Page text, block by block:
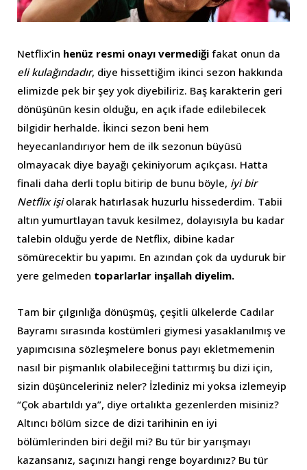
Netflix’in henüz resmi onayı vermediği fakat onun da
eli kulağındadır, diye hissettiğim ikinci sezon hakkında
elimizde pek bir şey yok diyebiliriz. Baş karakterin geri
dönüşünün kesin olduğu, en açık ifade edilebilecek
bilgidir herhalde. İkinci sezon beni hem
heyecanlandırıyor hem de ilk sezonun büyüsü
olmayacak diye bayağı çekiniyorum açıkçası. Hatta
finali daha derli toplu bitirip de bunu böyle, iyi bir
Netflix işiolarak hatırlasak huzurlu hissederdim. Tabii
altın yumurtlayan tavuk kesilmez, dolayısıyla bu kadar
talebin olduğu yerde de Netflix, dibine kadar
sömürecektir bu yapımı. En azından çok da uyduruk bir
yere gelmeden toparlarlar inşallah diyelim.
Tam bir çılgınlığa dönüşmüş, çeşitli ülkelerde Cadılar
Bayramı sırasında kostümleri giymesi yasaklanılmış ve
yapımcısına sözleşmelere bonus payı ekletmemenin
nasıl bir pişmanlık olabileceğini tattırmış bu dizi için,
sizin düşünceleriniz neler? İzlediniz mi yoksa izlemeyip
“Çok abartıldı ya”, diye ortalıkta gezenlerden misiniz?
Altıncı bölüm sizce de dizi tarihinin en iyi
bölümlerinden biri değil mi? Bu tür bir yarışmayı
kazansanız, saçınızı hangi renge boyardınız? Bu tür